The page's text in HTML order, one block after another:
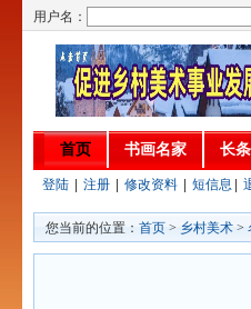
用户名：
首页 书画名家 长
登陆 注册 修改资料 短信息
您当前的位置： 首页 > 乡村美术 >